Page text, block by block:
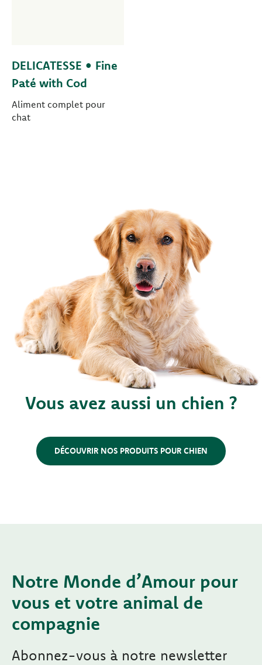
DELICATESSE • Fine
Paté with Cod
Aliment complet pour
chat
Vous avez aussi un chien ?
DÉCOUVRIR NOS PRODUITS POUR CHIEN
Notre Monde d’Amour pour
vous et votre animal de
compagnie
Abonnez-vous à notre newsletter